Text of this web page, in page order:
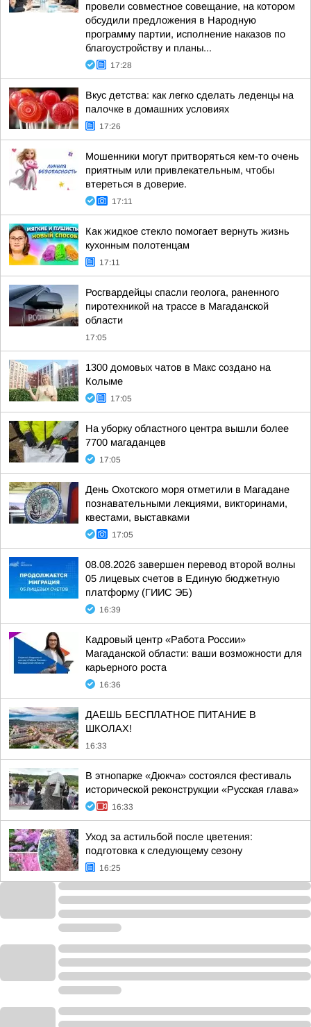
провели совместное совещание, на котором
обсудили предложения в Народную
программу партии, исполнение наказов по
благоустройству и планы...
17:28
Вкус детства: как легко сделать леденцы на
палочке в домашних условиях
17:26
Мошенники могут притворяться кем-то очень
приятным или привлекательным, чтобы
втереться в доверие.
17:11
Как жидкое стекло помогает вернуть жизнь
кухонным полотенцам
17:11
Росгвардейцы спасли геолога, раненного
пиротехникой на трассе в Магаданской
области
17:05
1300 домовых чатов в Макс создано на
Колыме
17:05
На уборку областного центра вышли более
7700 магаданцев
17:05
День Охотского моря отметили в Магадане
познавательными лекциями, викторинами,
квестами, выставками
17:05
08.08.2026 завершен перевод второй волны
05 лицевых счетов в Единую бюджетную
платформу (ГИИС ЭБ)
16:39
Кадровый центр «Работа России»
Магаданской области: ваши возможности для
карьерного роста
16:36
ДАЕШЬ БЕСПЛАТНОЕ ПИТАНИЕ В
ШКОЛАХ!
16:33
В этнопарке «Дюкча» состоялся фестиваль
исторической реконструкции «Русская глава»
16:33
Уход за астильбой после цветения:
подготовка к следующему сезону
16:25